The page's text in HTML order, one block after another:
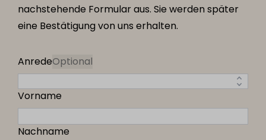
nachstehende Formular aus. Sie werden später
eine Bestätigung von uns erhalten.
AnredeOptional
Vorname
Nachname